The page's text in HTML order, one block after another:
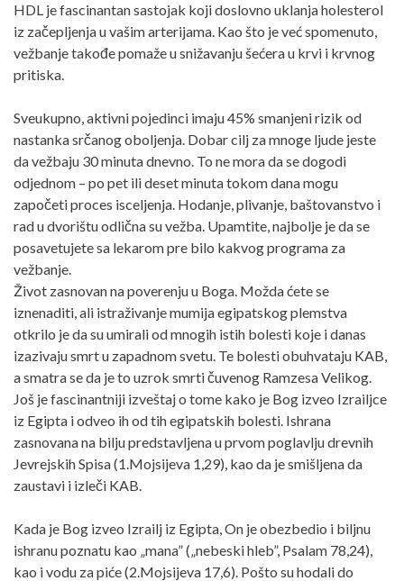
HDL je fascinantan sastojak koji doslovno uklanja holesterol
iz začepljenja u vašim arterijama. Kao što je već spomenuto,
vežbanje takođe pomaže u snižavanju šećera u krvi i krvnog
pritiska.
Sveukupno, aktivni pojedinci imaju 45% smanjeni rizik od
nastanka srčanog oboljenja. Dobar cilj za mnoge ljude jeste
da vežbaju 30 minuta dnevno. To ne mora da se dogodi
odjednom – po pet ili deset minuta tokom dana mogu
započeti proces isceljenja. Hodanje, plivanje, baštovanstvo i
rad u dvorištu odlična su vežba. Upamtite, najbolje je da se
posavetujete sa lekarom pre bilo kakvog programa za
vežbanje.
Život zasnovan na poverenju u Boga. Možda ćete se
iznenaditi, ali istraživanje mumija egipatskog plemstva
otkrilo je da su umirali od mnogih istih bolesti koje i danas
izazivaju smrt u zapadnom svetu. Te bolesti obuhvataju KAB,
a smatra se da je to uzrok smrti čuvenog Ramzesa Velikog.
Još je fascinantniji izveštaj o tome kako je Bog izveo Izrailjce
iz Egipta i odveo ih od tih egipatskih bolesti. Ishrana
zasnovana na bilju predstavljena u prvom poglavlju drevnih
Jevrejskih Spisa (1.Mojsijeva 1,29), kao da je smišljena da
zaustavi i izleči KAB.
Kada je Bog izveo Izrailj iz Egipta, On je obezbedio i biljnu
ishranu poznatu kao „mana” („nebeski hleb”, Psalam 78,24),
kao i vodu za piće (2.Mojsijeva 17,6). Pošto su hodali do